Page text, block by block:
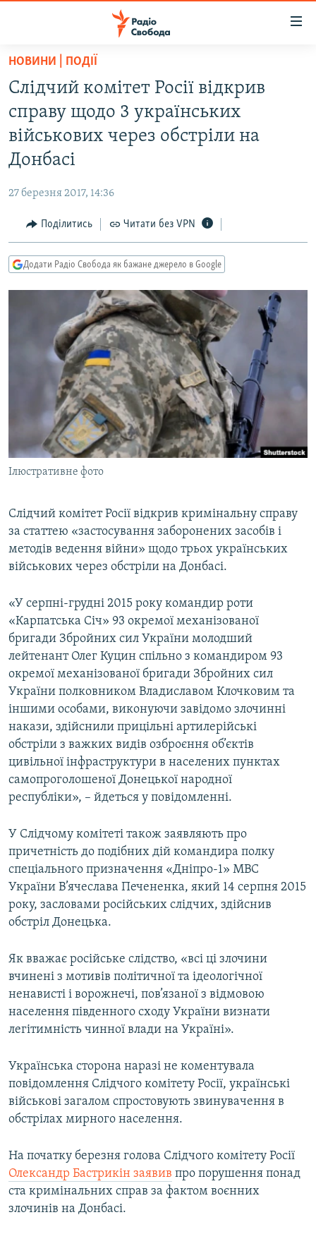
Перейти
основного
матеріалу
Перейти
до
основної
Перейти
пошуку
ВСЕ ЗА ДОБУ
СТАТТІ
ПОЛІТИКА
СУСПІЛЬСТВО
КУЛЬТУРА
СПОРТ
ВІЙНА
ДОНБАС.РЕАЛІЇ
КРИМ.РЕАЛІЇ
ТИ ЯК?
КИТАЙ.ВИКЛИКИ
МУЛЬТИМЕДІА
СПЕЦПРОЄКТИ
ПОДКАСТИ
КРИМ РЕАЛІЇ
РУС
КТАТ
ДОЛУЧАЙСЯ!
Усі сайти RFE/RL
НОВИНИ | ПОДІЇ
Слідчий комітет Росії відкрив
справу щодо 3 українських
військових через обстріли на
Донбасі
27 березня 2017, 14:36
Поділитись Читати без VPN
Додати Радіо Свобода як бажане джерело в Google
Ілюстративне фото
Слідчий комітет Росії відкрив кримінальну справу
за статтею «застосування заборонених засобів і
методів ведення війни» щодо трьох українських
військових через обстріли на Донбасі.
«У серпні-грудні 2015 року командир роти
«Карпатська Січ» 93 окремої механізованої
бригади Збройних сил України молодший
лейтенант Олег Куцин спільно з командиром 93
окремої механізованої бригади Збройних сил
України полковником Владиславом Клочковим та
іншими особами, виконуючи завідомо злочинні
накази, здійснили прицільні артилерійські
обстріли з важких видів озброєння об’єктів
цивільної інфраструктури в населених пунктах
самопроголошеної Донецької народної
республіки», – йдеться у повідомленні.
У Слідчому комітеті також заявляють про
причетність до подібних дій командира полку
спеціального призначення «Дніпро-1» МВС
України В’ячеслава Печененка, який 14 серпня 2015
року, засловами російських слідчих, здійснив
обстріл Донецька.
Як вважає російське слідство, «всі ці злочини
вчинені з мотивів політичної та ідеологічної
ненависті і ворожнечі, пов’язаної з відмовою
населення південного сходу України визнати
легітимність чинної влади на Україні».
Українська сторона наразі не коментувала
повідомлення Слідчого комітету Росії, українські
військові загалом спростовують звинувачення в
обстрілах мирного населення.
На початку березня голова Слідчого комітету Росії
Олександр Бастрикін заявив про порушення понад
ста кримінальних справ за фактом воєнних
злочинів на Донбасі.